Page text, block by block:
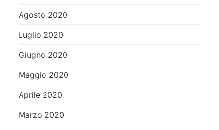
Agosto 2020
Luglio 2020
Giugno 2020
Maggio 2020
Aprile 2020
Marzo 2020